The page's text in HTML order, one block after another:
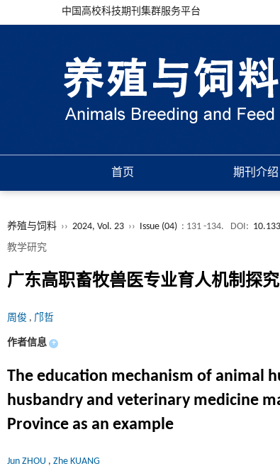
中国高校科技期刊集群服务平台
首页 期刊介绍
养殖与饲料 ›› 2024, Vol. 23 ›› Issue (04) : 131 -134. DOI:
教学研究
广东高职畜牧兽医专业育人机制探
周俊 , 邝哲
作者信息 +
The education mechanism of animal
husbandry and veterinary medicine
Province as an example
Jun ZHOU , Zhe KUANG